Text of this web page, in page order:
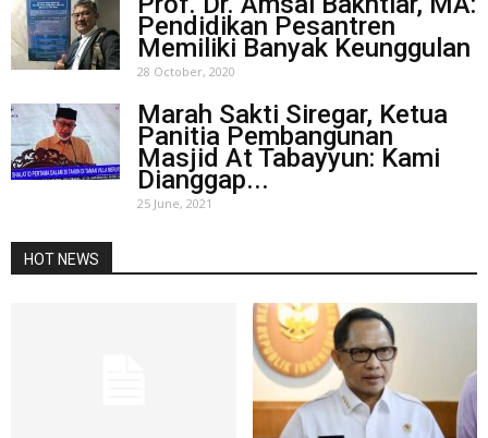
Pendidikan Pesantren
Memiliki Banyak Keunggulan
28 October, 2020
Marah Sakti Siregar, Ketua
Panitia Pembangunan
Masjid At Tabayyun: Kami
Dianggap...
25 June, 2021
HOT NEWS